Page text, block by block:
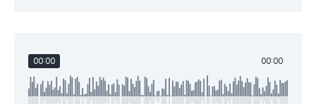
00:00 00:00